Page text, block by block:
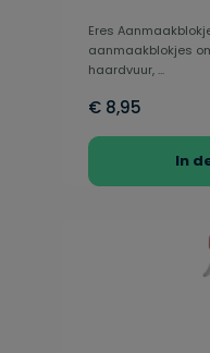
Eres
aanmaakblokjes
haardvuur, ...
€ 8,95
In